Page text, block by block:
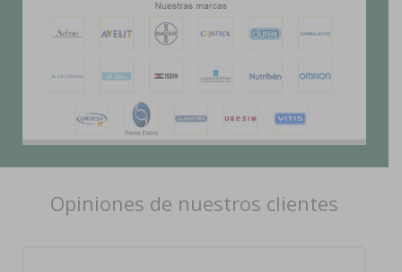
Opiniones de nuestros clientes